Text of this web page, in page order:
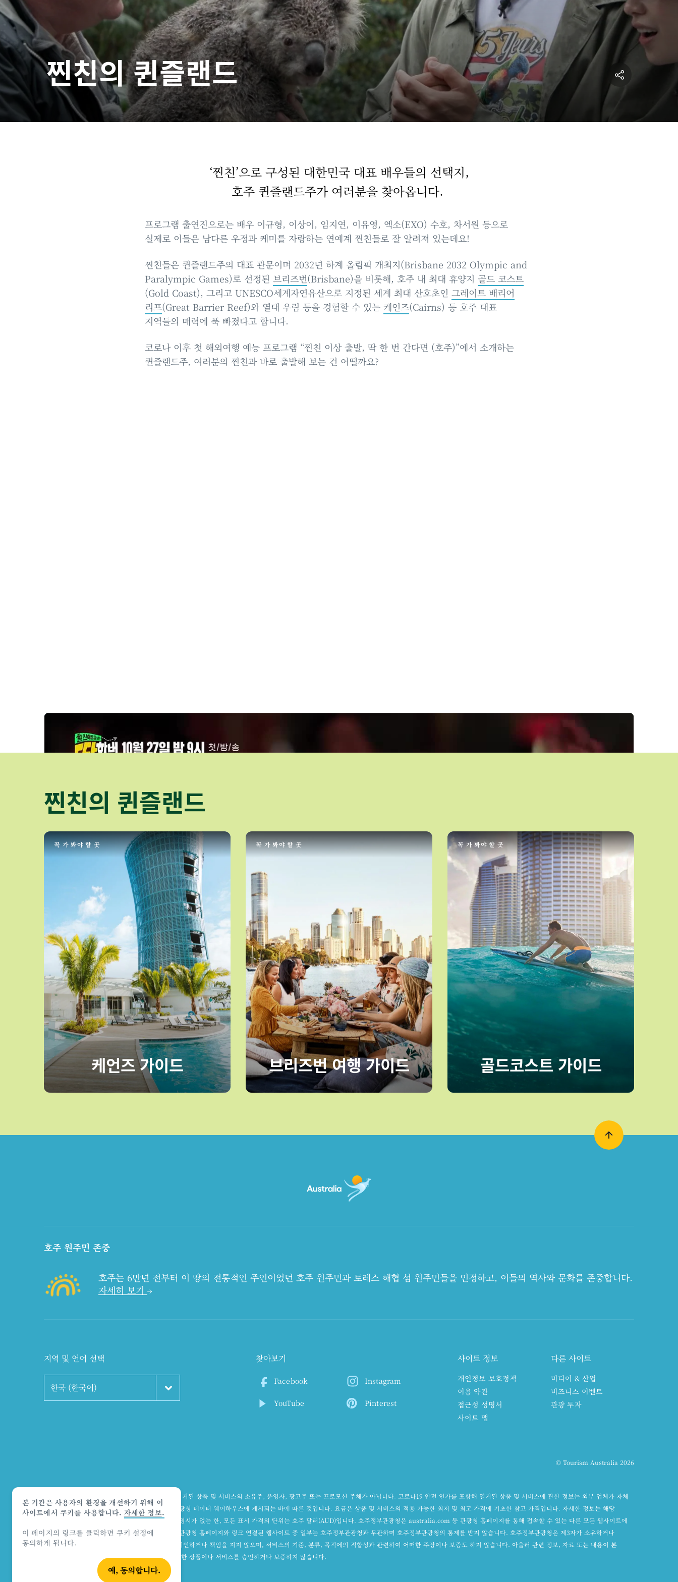
찐친의 퀸즐랜드
‘찐친’으로 구성된 대한민국 대표 배우들의 선택지,
호주 퀸즐랜드주가 여러분을 찾아옵니다.
프로그램 출연진으로는 배우 이규형, 이상이, 임지연, 이유영, 엑소(EXO) 수호, 차서원 등으로
실제로 이들은 남다른 우정과 케미를 자랑하는 연예계 찐친들로 잘 알려져 있는데요!
찐친들은 퀸즐랜드주의 대표 관문이며 2032년 하계 올림픽 개최지(Brisbane 2032 Olympic and
Paralympic Games)로 선정된 브리즈번(Brisbane)을 비롯해, 호주 내 최대 휴양지 골드 코스트
(Gold Coast), 그리고 UNESCO세계자연유산으로 지정된 세계 최대 산호초인 그레이트 배리어
리프(Great Barrier Reef)와 열대 우림 등을 경험할 수 있는 케언즈(Cairns) 등 호주 대표
지역들의 매력에 푹 빠졌다고 합니다.
코로나 이후 첫 해외여행 예능 프로그램 “찐친 이상 출발, 딱 한 번 간다면 (호주)”에서 소개하는
퀸즐랜드주, 여러분의 찐친과 바로 출발해 보는 건 어떨까요?
딱 한 번 간다면, 호주 – 예고편 보기
Play
Video
딱 한 번 간다면, 호주 – 예고편 보기
찐친의 퀸즐랜드
케언즈 가이드
꼭 가 봐야 할 곳
브리즈번 여행 가이드
꼭 가 봐야 할 곳
골드코스트 가이드
꼭 가 봐야 할 곳
본 기관은 사용자의 환경을 개선하기 위해 이
사이트에서 쿠키를 사용합니다. 자세한 정보.
이 페이지의 링크를 클릭하면 쿠키 설정에
동의하게 됩니다.
예, 동의합니다.
호주 원주민 존중
호주는 6만년 전부터 이 땅의 전통적인 주인이었던 호주 원주민과 토레스 해협 섬 원주민들을 인정하고, 이들의 역사와 문화를 존중합니다.
자세히 보기
지역 및 언어 선택
한국 (한국어)
찾아보기
Facebook Instagram
YouTube Pinterest
사이트 정보
개인정보 보호정책
이용 약관
접근성 성명서
사이트 맵
다른 사이트
미디어 & 산업
비즈니스 이벤트
관광 투자
© Tourism Australia 2026
호주정부관광청은 열거된 상품 및 서비스의 소유주, 운영자, 광고주 또는 프로모션 주체가 아닙니다. 코로나19 안전 인가를 포함해 열거된 상품 및 서비스에 관한 정보는 외부 업체가 자체
홈페이지에 제공하거나 해당되는 경우 호주정부관광청 데이터 웨어하우스에 게시되는 바에 따른 것입니다. 요금은 상품 및 서비스의 적용 가능한 최저 및 최고 가격에 기초한 참고 가격입니다. 자세한 정보는 해당
업체의 홈페이지에서 확인하실 수 있습니다. 별도 명시가 없는 한, 모든 표시 가격의 단위는 호주 달러(AUD)입니다. 호주정부관광청은 australia.com 등 관광청 홈페이지를 통해 접속할 수 있는 다른 모든 웹사이트에
대해 일체 아무런 주장도 하지 않습니다. 호주정부관광청 홈페이지와 링크 연결된 웹사이트 중 일부는 호주정부관광청과 무관하며 호주정부관광청의 통제를 받지 않습니다. 호주정부관광청은 제3자가 소유하거나
운영하는 웹사이트의 이용에 대해 어떠한 책임도 시인하거나 책임을 지지 않으며, 서비스의 기준, 분류, 목적에의 적합성과 관련하여 어떠한 주장이나 보증도 하지 않습니다. 아울러 관련 정보, 자료 또는 내용이 본
홈페이지와 링크 연결되어 있다는 이유만으로 어떠한 상품이나 서비스를 승인하거나 보증하지 않습니다.